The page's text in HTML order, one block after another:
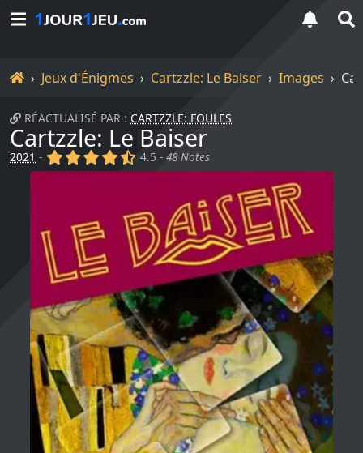
Accueil
Jeux d'Énigmes Cartzzle: Le Baiser Images
RÉACTUALISÉ PAR : CARTZZLE: FOULES
Cartzzle: Le Baiser
2021 - (x) (x) (x) (x) (,)
4.5 -48 Notes